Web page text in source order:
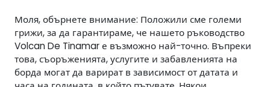
Моля, обърнете внимание: Положили сме големи
грижи, за да гарантираме, че нашето ръководство
Volcan De Tinamar е възможно най-точно. Въпреки
това, съоръженията, услугите и забавленията на
борда могат да варират в зависимост от датата и